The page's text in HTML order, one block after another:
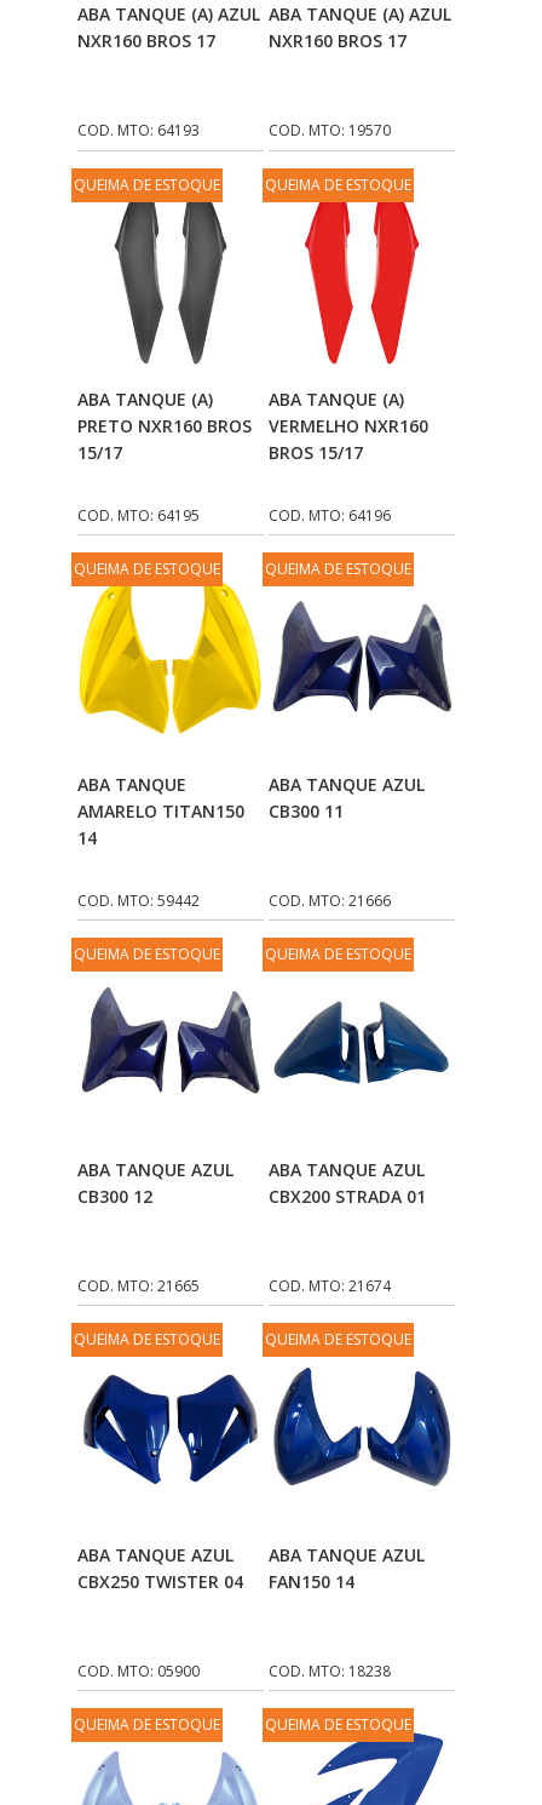
COBREQ (141)
CPL IMPORT (133)
DANIDREA (160)
DAYCO
DELTA
DIA FRAG
DID (7)
DN
DOMINATOR
DUAS BARRAS (23)
EBF CAPACETES (25)
EBF FURIOUS
ENERGY
FAR RAFAELA
FEY
FLYNN (23)
FNA
FW3 (72)
GRENDENE (9)
GT OIL
GULF OIL (5)
GVS (187)
IKS
IMPORTADO
JEROD
JOJAFER (14)
Adicionar Ao
Carrinho
ABA TANQUE (A) AZUL
NXR160 BROS 17
COD. MTO: 64193
Adicionar Ao
Carrinho
ABA TANQUE (A) AZUL
NXR160 BROS 17
COD. MTO: 19570
Adicionar Ao
Carrinho
QUEIMA DE ESTOQUE
ABA TANQUE (A)
PRETO NXR160 BROS
15/17
COD. MTO: 64195
Adicionar Ao
Carrinho
QUEIMA DE ESTOQUE
ABA TANQUE (A)
VERMELHO NXR160
BROS 15/17
COD. MTO: 64196
Adicionar Ao
Carrinho
QUEIMA DE ESTOQUE
ABA TANQUE
AMARELO TITAN150
14
COD. MTO: 59442
Adicionar Ao
Carrinho
QUEIMA DE ESTOQUE
ABA TANQUE AZUL
CB300 11
COD. MTO: 21666
Adicionar Ao
Carrinho
QUEIMA DE ESTOQUE
ABA TANQUE AZUL
CB300 12
COD. MTO: 21665
Adicionar Ao
Carrinho
QUEIMA DE ESTOQUE
ABA TANQUE AZUL
CBX200 STRADA 01
COD. MTO: 21674
Adicionar Ao
Carrinho
QUEIMA DE ESTOQUE
ABA TANQUE AZUL
CBX250 TWISTER 04
COD. MTO: 05900
Adicionar Ao
Carrinho
QUEIMA DE ESTOQUE
ABA TANQUE AZUL
FAN150 14
COD. MTO: 18238
QUEIMA DE ESTOQUE QUEIMA DE ESTOQUE